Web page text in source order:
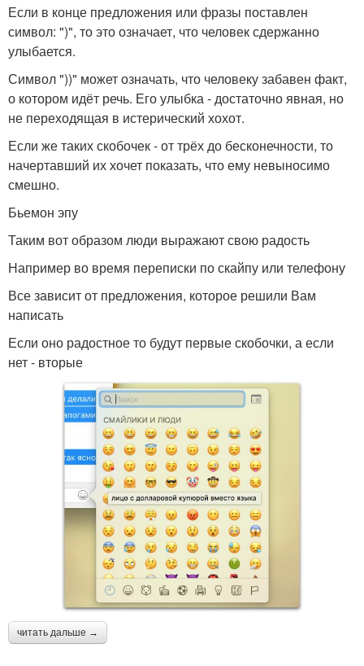
Если в конце предложения или фразы поставлен
символ: ")", то это означает, что человек сдержанно
улыбается.
Символ "))" может означать, что человеку забавен факт,
о котором идёт речь. Его улыбка - достаточно явная, но
не переходящая в истерический хохот.
Если же таких скобочек - от трёх до бесконечности, то
начертавший их хочет показать, что ему невыносимо
смешно.
Бьемон эпу
Таким вот образом люди выражают свою радость
Например во время переписки по скайпу или телефону
Все зависит от предложения, которое решили Вам
написать
Если оно радостное то будут первые скобочки, а если
нет - вторые
читать дальше →